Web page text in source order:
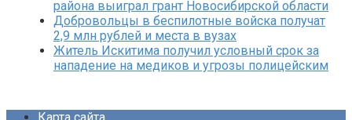
района выиграл грант Новосибирской области
Добровольцы в беспилотные войска получат
2,9 млн рублей и места в вузах
Житель Искитима получил условный срок за
нападение на медиков и угрозы полицейским